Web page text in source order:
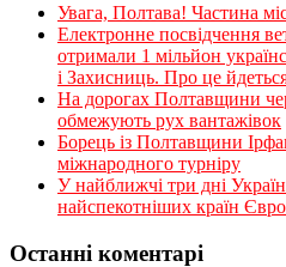
Увага, Полтава! Частина
Електронне посвідчення
отримали 1 мільйон
і Захисниць. Про це
На дорогах Полтавщини
обмежують рух вантажівок
Борець із Полтавщини
міжнародного турніру
​У найближчі три дні
найспекотніших країн
Останні коментарі